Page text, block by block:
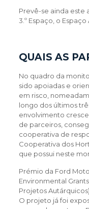
Prevê-se ainda este
3.º Espaço, o
QUAIS AS
No quadro da
sido apoiadas e
em risco,
longo dos últimos
envolvimento
de parceiros,
cooperativa de
Cooperativa dos
que possui neste
Prémio da Ford
Environmental
Projetos Autárquicos).
O projeto já foi